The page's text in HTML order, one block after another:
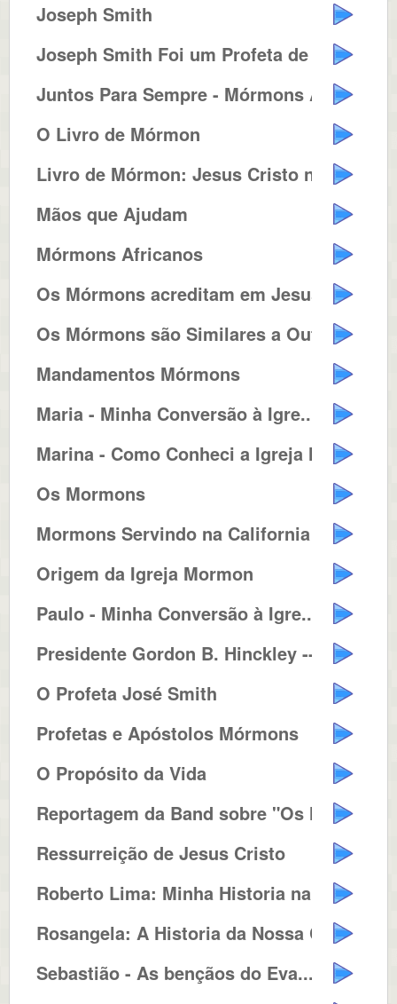
Joseph Smith
Joseph Smith Foi um Profeta de D...
Juntos Para Sempre - Mórmons Ac...
O Livro de Mórmon
Livro de Mórmon: Jesus Cristo n...
Mãos que Ajudam
Mórmons Africanos
Os Mórmons acreditam em Jesus C...
Os Mórmons são Similares a Out...
Mandamentos Mórmons
Maria - Minha Conversão à Igre...
Marina - Como Conheci a Igreja M...
Os Mormons
Mormons Servindo na California
Origem da Igreja Mormon
Paulo - Minha Conversão à Igre...
Presidente Gordon B. Hinckley --...
O Profeta José Smith
Profetas e Apóstolos Mórmons
O Propósito da Vida
Reportagem da Band sobre "Os Mó...
Ressurreição de Jesus Cristo
Roberto Lima: Minha Historia na ...
Rosangela: A Historia da Nossa C...
Sebastião - As bençãos do Eva...